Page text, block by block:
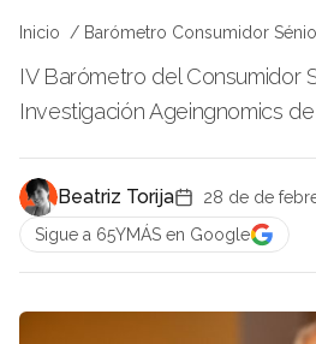
Inicio Barómetro Consumidor
IV Barómetro del Consumidor
Investigación Ageingnomics
Beatriz Torija
28 de de
Sigue a 65YMÁS en Google